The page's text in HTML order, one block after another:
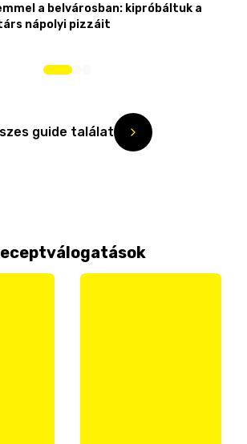
a belvárosban: kipróbáltuk a
nápolyi pizzáit
guide találat